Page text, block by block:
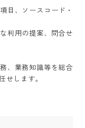
目、ソースコード・
利用の提案、問合せ
、業務知識等を総合
せします。